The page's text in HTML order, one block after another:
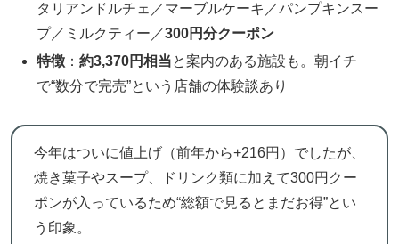
タリアンドルチェ／マーブルケーキ／パンプキンスー
プ／ミルクティー／300円分クーポン
特徴 ：約3,370円相当と案内のある施設も。朝イチ
で“数分で完売”という店舗の体験談あり
今年はついに値上げ（前年から+216円）でしたが、
焼き菓子やスープ、ドリンク類に加えて300円クー
ポンが入っているため“総額で見るとまだお得”とい
う印象。